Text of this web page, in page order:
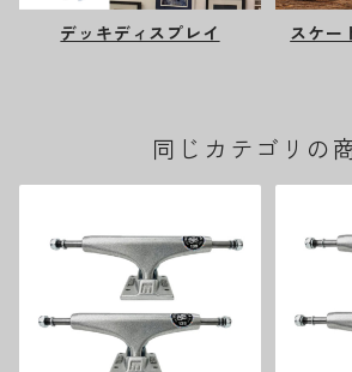
デッキディスプレイ
スケー
同じカテゴリの